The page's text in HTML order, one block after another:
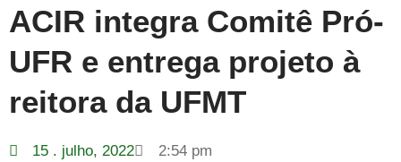
ACIR integra Comitê Pró-
UFR e entrega projeto à
reitora da UFMT
15 . julho, 2022 2:54 pm